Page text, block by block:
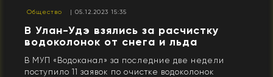
Общество | 05.12.2023 15:35
В Улан-Удэ взялись за расчистку
водоколонок от снега и льда
В МУП «Водоканал» за последние две недели
поступило 11 заявок по очистке водоколонок